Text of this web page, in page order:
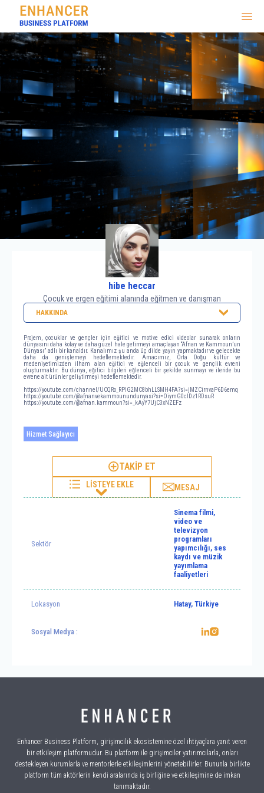
hibe heccar
Çocuk ve ergen eğitimi alanında eğitmen ve danışman
HAKKINDA
Projem, çocuklar ve gençler için eğitici ve motive edici videolar sunarak onların
dünyasını daha kolay ve daha güzel hale getirmeyi amaçlayan “Afnan ve Kammoun’un
Dünyası” adlı bir kanaldır. Kanalımız şu anda üç dilde yayın yapmaktadır ve gelecekte
daha da genişlemeyi hedeflemektedir. Amacımız, Orta Doğu kültür ve
medeniyetimizden ilham alan eğitici ve eğlenceli bir çocuk ve gençlik evreni
oluşturmaktır. Bu dünya, eğitici bilgileri eğlenceli bir şekilde sunmayı ve ileride bu
evrene ait ürünler geliştirmeyi hedeflemektedir.
https://youtube.com/channel/UCQRo_RPIG2MC8bhLLSMH4FA?si=jMZCirnvaP6D6emq
https://youtube.com/@afnanvekammounundunyasi?si=OiymG0clDz1RDsuR
https://youtube.com/@afnan.kammoun?si=_kAyY7UjC3xNZEFz
Hizmet Sağlayıcı
TAKİP ET
LİSTEYE EKLE MESAJ
Sektör
Sinema filmi,
video ve
televizyon
programları
yapımcılığı, ses
kaydı ve müzik
yayımlama
faaliyetleri
Lokasyon Hatay, Türkiye
Sosyal Medya :
Enhancer Business Platform, girişimcilik ekosistemine özel ihtiyaçlara yanıt veren
bir etkileşim platformudur. Bu platform ile girişimciler yatırımcılarla, onları
destekleyen kurumlarla ve mentorlerle etkileşimlerini yönetebilirler. Bununla birlikte
platform tüm aktörlerin kendi aralarında iş birliğine ve etkileşimine de imkan
tanımaktadır.